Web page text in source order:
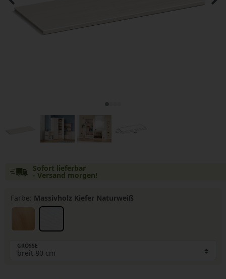
Sofort lieferbar
- Versand morgen!
Farbe: Massivholz Kiefer Naturweiß
GRÖSSE